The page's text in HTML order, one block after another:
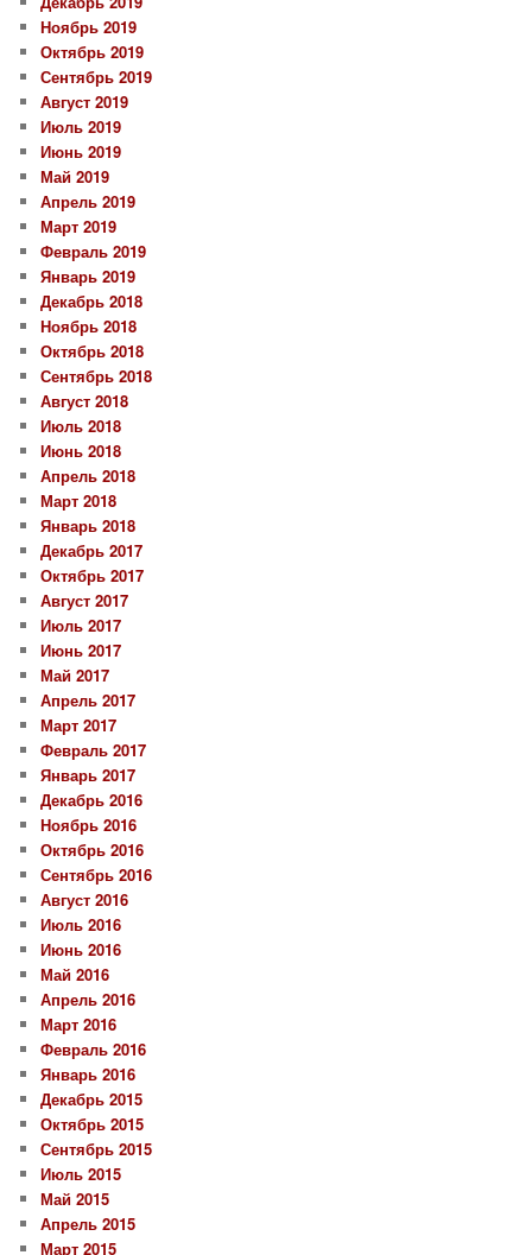
Ноябрь 2019
Октябрь 2019
Сентябрь 2019
Август 2019
Июль 2019
Июнь 2019
Май 2019
Апрель 2019
Март 2019
Февраль 2019
Январь 2019
Декабрь 2018
Ноябрь 2018
Октябрь 2018
Сентябрь 2018
Август 2018
Июль 2018
Июнь 2018
Апрель 2018
Март 2018
Январь 2018
Декабрь 2017
Октябрь 2017
Август 2017
Июль 2017
Июнь 2017
Май 2017
Апрель 2017
Март 2017
Февраль 2017
Январь 2017
Декабрь 2016
Ноябрь 2016
Октябрь 2016
Сентябрь 2016
Август 2016
Июль 2016
Июнь 2016
Май 2016
Апрель 2016
Март 2016
Февраль 2016
Январь 2016
Декабрь 2015
Октябрь 2015
Сентябрь 2015
Июль 2015
Май 2015
Апрель 2015
Март 2015